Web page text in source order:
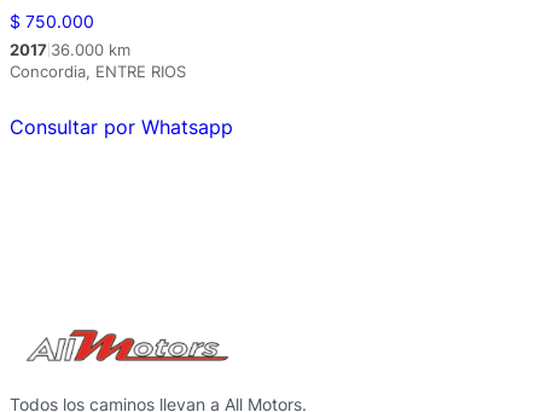
$ 750.000
2017 36.000 km
Concordia, ENTRE RIOS
Consultar por Whatsapp
Todos los caminos llevan a All Motors.